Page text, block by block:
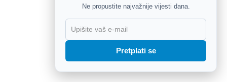
Ne propustite najvažnije vijesti dana.
Pretplati se